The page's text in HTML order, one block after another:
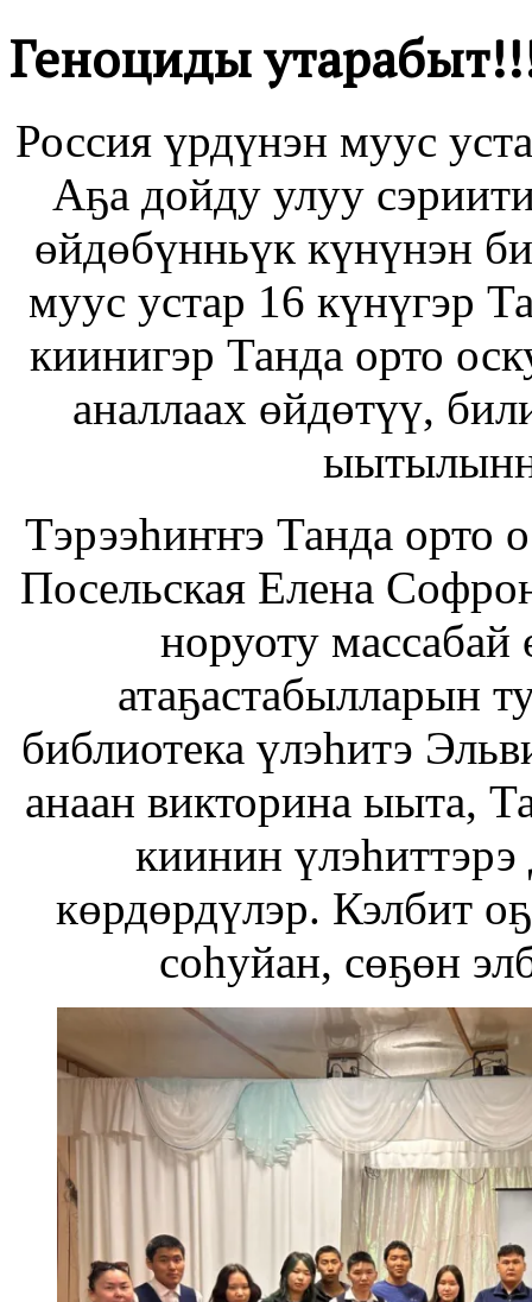
Геноциды
Россия үрдүнэн муус
Аҕа дойду улуу
өйдөбүнньүк күнүнэн
муус устар 16 күнүгэр
киинигэр Танда орто
аналлаах өйдөтүү,
Тэрээһиҥҥэ Танда орто
Посельская Елена
норуоту массабай
атаҕастабылларын
библиотека үлэһитэ
анаан викторина ыыта,
киинин
көрдөрдүлэр. Кэлбит
соһуйан, сөҕөн